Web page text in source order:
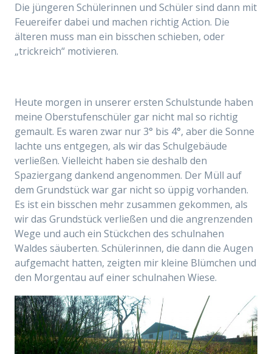
Die jüngeren Schülerinnen und Schüler sind dann mit
Feuereifer dabei und machen richtig Action. Die
älteren muss man ein bisschen schieben, oder
„trickreich“ motivieren.
Heute morgen in unserer ersten Schulstunde haben
meine Oberstufenschüler gar nicht mal so richtig
gemault. Es waren zwar nur 3° bis 4°, aber die Sonne
lachte uns entgegen, als wir das Schulgebäude
verließen. Vielleicht haben sie deshalb den
Spaziergang dankend angenommen. Der Müll auf
dem Grundstück war gar nicht so üppig vorhanden.
Es ist ein bisschen mehr zusammen gekommen, als
wir das Grundstück verließen und die angrenzenden
Wege und auch ein Stückchen des schulnahen
Waldes säuberten. Schülerinnen, die dann die Augen
aufgemacht hatten, zeigten mir kleine Blümchen und
den Morgentau auf einer schulnahen Wiese.